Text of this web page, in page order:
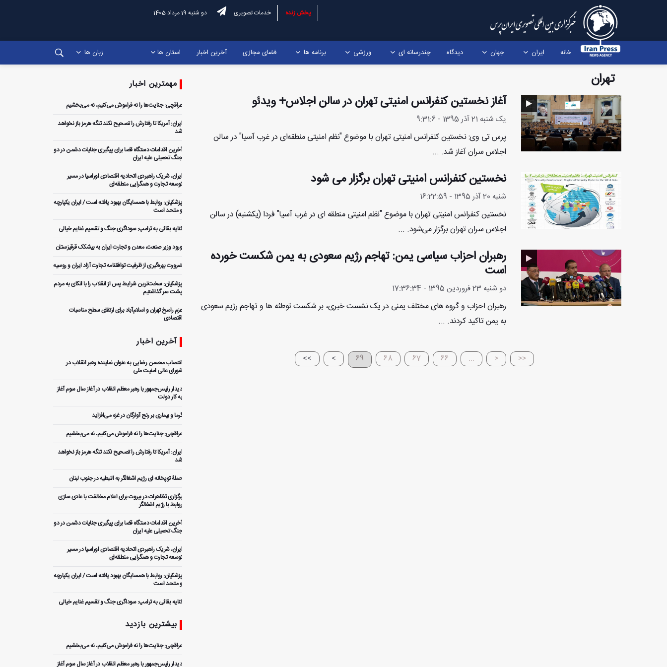
پخش زنده خدمات تصویری دو شنبه 19 مرداد 1405
خانه ایران جهان دیدگاه چندرسانه ای ورزشی برنامه ها فضای مجازی آخرین اخبار استان ها زبان ها
تهران
آغاز نخستین کنفرانس امنیتی تهران در سالن اجلاس+ ویدئو
یک شنبه 21 آذر 1395 - 9:31:6
پرس تی وی: نخستین کنفرانس امنیتی تهران با موضوع "نظم امنیتی منطقه‌ای در غرب آسیا" در سالن
اجلاس سران آغاز شد. ...
نخستین کنفرانس امنیتی تهران برگزار می شود
شنبه 20 آذر 1395 - 16:22:59
نخستین کنفرانس امنیتی تهران با موضوع "نظم امنیتی منطقه ای در غرب آسیا" فردا (یکشنبه) در سالن
اجلاس سران تهران برگزار می‌شود. ...
رهبران احزاب سیاسی یمن: تهاجم رژیم سعودی به یمن شکست خورده
است
دو شنبه 23 فروردین 1395 - 17:36:34
رهبران احزاب و گروه های مختلف یمنی در یک نشست خبری، بر شکست توطئه ها و تهاجم رژیم سعودی
به یمن تاکید کردند. ...
<<
<
...
66
67
68
69
>
>>
مهمترین اخبار
عراقچی: جنایت‌ها را نه فراموش می‌کنیم، نه می‌بخشیم
ایران: آمریکا تا رفتارش را تصحیح نکند تنگه هرمز باز نخواهد
شد
آخرین اقدامات دستگاه قضا برای پیگیری جنایات دشمن در دو
جنگ تحمیلی علیه ایران
ایران، شریک راهبردی اتحادیه اقتصادی اوراسیا در مسیر
توسعه تجارت و همگرایی منطقه‌ای
پزشکیان: روابط با همسایگان بهبود یافته است / ایران یکپارچه
و متحد است
کنایه بقائی به ترامپ: سوداگری جنگ و تقسیم غنایم خیالی
ورود وزیر صنعت، معدن و تجارت ایران به بیشکک قرقیزستان
ضرورت بهره‌گیری از ظرفیت توافقنامه تجارت آزاد ایران و روسیه
پزشکیان: سخت‌ترین شرایط پس از انقلاب را با اتکای به مردم
پشت سر گذاشتیم
عزم راسخ تهران و اسلام‌آباد برای ارتقای سطح مناسبات
اقتصادی
آخرین اخبار
انتصاب محسن رضایی به عنوان نماینده رهبر انقلاب در
شورای عالی امنیت ملی
دیدار رئیس‌جمهور با رهبر معظم انقلاب در آغاز سال سوم آغاز
به کار دولت
گرما و بیماری بر رنج آوارگان در غزه می‌افزاید
عراقچی: جنایت‌ها را نه فراموش می‌کنیم، نه می‌بخشیم
ایران: آمریکا تا رفتارش را تصحیح نکند تنگه هرمز باز نخواهد
شد
حملۀ توپخانه ای رژیم اشغالگر به النبطیه در جنوب لبنان
برگزاری تظاهرات در بیروت برای اعلام مخالفت با عادی سازی
روابط با رژیم اشغالگر
آخرین اقدامات دستگاه قضا برای پیگیری جنایات دشمن در دو
جنگ تحمیلی علیه ایران
ایران، شریک راهبردی اتحادیه اقتصادی اوراسیا در مسیر
توسعه تجارت و همگرایی منطقه‌ای
پزشکیان: روابط با همسایگان بهبود یافته است / ایران یکپارچه
و متحد است
کنایه بقائی به ترامپ: سوداگری جنگ و تقسیم غنایم خیالی
ورود وزیر صنعت، معدن و تجارت ایران به بیشکک قرقیزستان
بیشترین بازدید
عراقچی: جنایت‌ها را نه فراموش می‌کنیم، نه می‌بخشیم
دیدار رئیس‌جمهور با رهبر معظم انقلاب در آغاز سال سوم آغاز